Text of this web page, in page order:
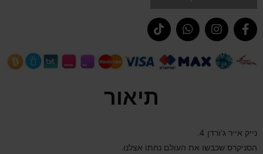
תיאור
נייק אייר ג’ורדן 4.
הסניקרס שכבשו את העולם נחתו אצלנו.